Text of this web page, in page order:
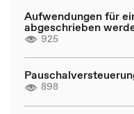
Aufwendungen für
abgeschrieben
925
898